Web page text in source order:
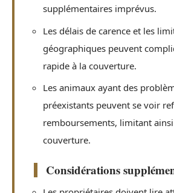
supplémentaires imprévus.
Les délais de carence et les
géographiques peuvent
rapide à la couverture.
Les animaux ayant des
préexistants peuvent se voir
remboursements, limitant ainsi
couverture.
Considérations